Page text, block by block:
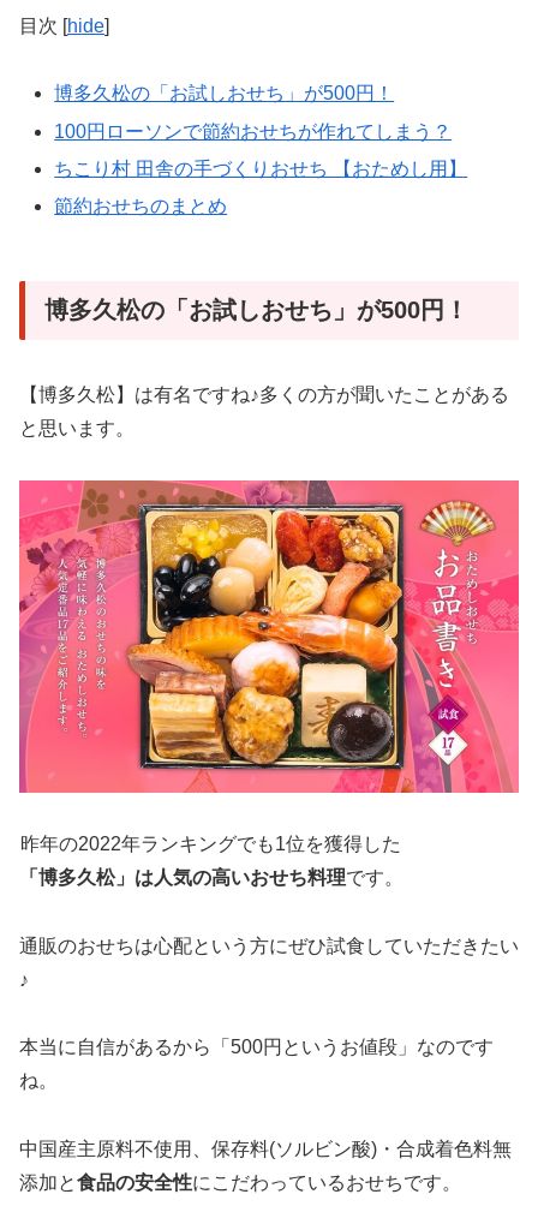
目次 [hide]
博多久松の「お試しおせち」が500円！
100円ローソンで節約おせちが作れてしまう？
ちこり村 田舎の手づくりおせち 【おためし用】
節約おせちのまとめ
博多久松の「お試しおせち」が500円！
【博多久松】は有名ですね♪多くの方が聞いたことがある
と思います。
昨年の2022年ランキングでも1位を獲得した
「博多久松」は人気の高いおせち料理です。
通販のおせちは心配という方にぜひ試食していただきたい
♪
本当に自信があるから「500円というお値段」なのです
ね。
中国産主原料不使用、保存料(ソルビン酸)・合成着色料無
添加と食品の安全性にこだわっているおせちです。